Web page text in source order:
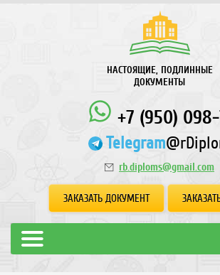
НАСТОЯЩИЕ, ПОДЛИННЫЕ
ДОКУМЕНТЫ
+7 (950) 098-
Telegram
rb.diploms@gmail.com
ЗАКАЗАТЬ ДОКУМЕНТ